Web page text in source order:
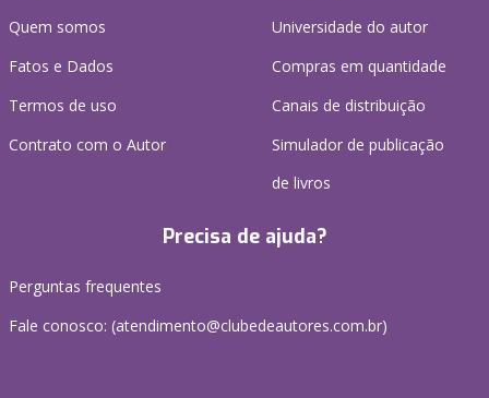
Quem somos
Fatos e Dados
Termos de uso
Contrato com o Autor
Universidade do autor
Compras em quantidade
Canais de distribuição
Simulador de publicação
de livros
Precisa de ajuda?
Perguntas frequentes
Fale conosco: (atendimento@clubedeautores.com.br)